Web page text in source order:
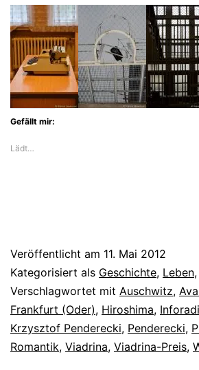
über
seine
Bäume,
seine
Musik
Deutschland
Gefällt mir:
Lädt…
Veröffentlicht am 11. Mai 2012
Kategorisiert als Geschichte, Leben,
Verschlagwortet mit Auschwitz,
Frankfurt (Oder), Hiroshima,
Krzysztof Penderecki, Penderecki,
Romantik, Viadrina, Viadrina-Preis,